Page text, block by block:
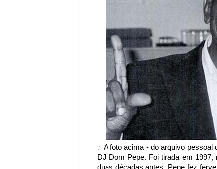
♪ A foto acima - do arquivo pessoal
DJ Dom Pepe. Foi tirada em 1997,
duas décadas antes, Pepe fez